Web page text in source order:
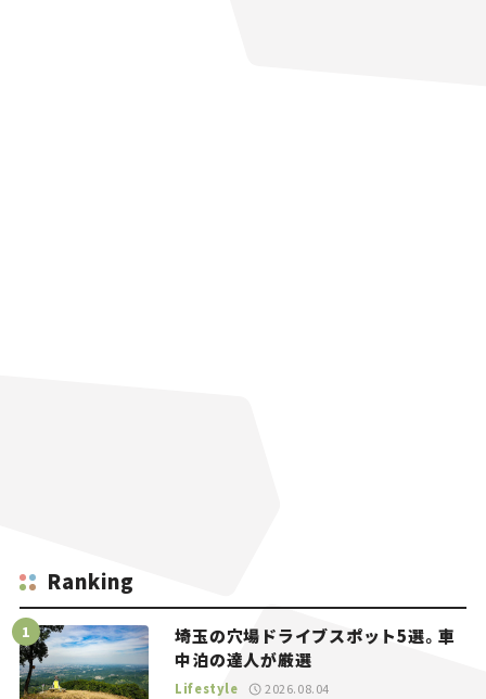
Ranking
埼玉の穴場ドライブスポット5選。車
中泊の達人が厳選
Lifestyle 2026.08.04